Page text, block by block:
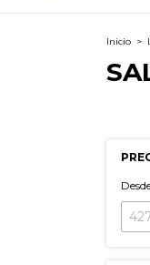
Inicio >